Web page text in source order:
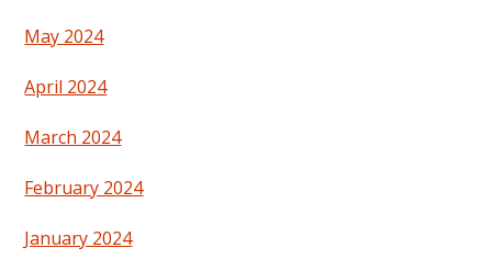
May 2024
April 2024
March 2024
February 2024
January 2024